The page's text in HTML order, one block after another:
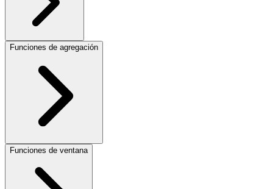
Funciones de agregación
Funciones de ventana